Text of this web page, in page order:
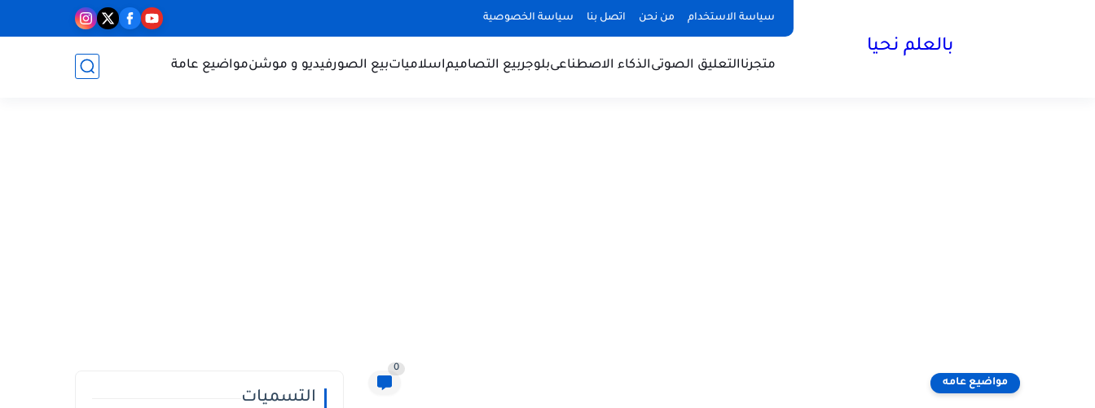
سياسة الاستخدام من نحن اتصل بنا سياسة الخصوصية
بالعلم نحيا
متجرناالتعليق الصوتىالذكاء الاصطناعىبلوجربيع التصاميماسلامياتبيع الصورفيديو و موشنمواضيع عامة
مواضيع عامه
0
التسميات